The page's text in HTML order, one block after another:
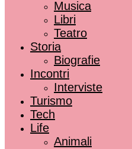
Musica
Libri
Teatro
Storia
Biografie
Incontri
Interviste
Turismo
Tech
Life
Animali